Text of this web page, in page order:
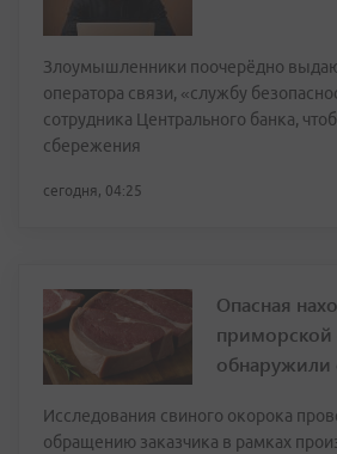
Злоумышленники поочерёдно
оператора связи, «службу
сотрудника Центрального банка,
сбережения
сегодня, 04:25
Опасная
приморской
обнаружили
Исследования свиного окорока
обращению заказчика в рамках